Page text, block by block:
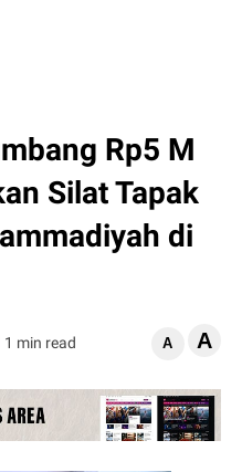
Rp5 M
Silat Tapak
di
1 min read A A